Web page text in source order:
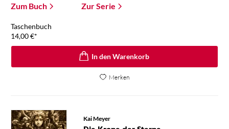
Zum Buch Zur Serie
Taschenbuch
14,00€*
In den Warenkorb
Merken
Kai Meyer